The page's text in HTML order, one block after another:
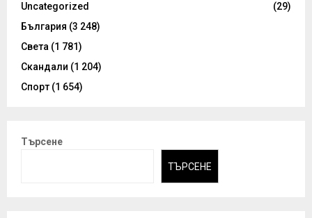
Uncategorized
(29)
България (3 248)
Света (1 781)
Скандали (1 204)
Спорт (1 654)
Търсене
ТЪРСЕНЕ